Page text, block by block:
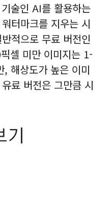
술인 AI를 활용하는
터마크를 지우는 시
적으로 무료 버전인
셀 미만 이미지는 1-
해상도가 높은 이미
료 버전은 그만큼 시